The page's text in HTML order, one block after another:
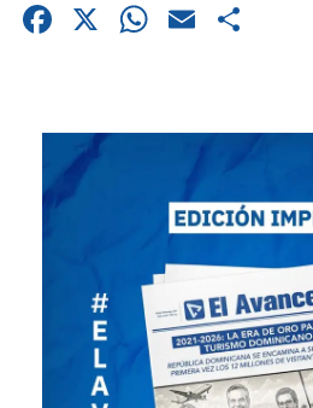
Facebook
X WhatsApp
Email